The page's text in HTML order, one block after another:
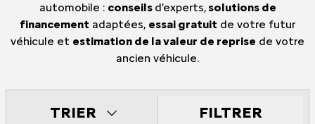
automobile : conseils d'experts,solutions de
financement adaptées, essai gratuit de votre futur
véhicule et estimation de la valeur de reprise de votre
ancien véhicule.
TRIER FILTRER